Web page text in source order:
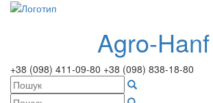
Agro-Hanf
+38 (098) 411-09-80 +38 (098) 838-18-80